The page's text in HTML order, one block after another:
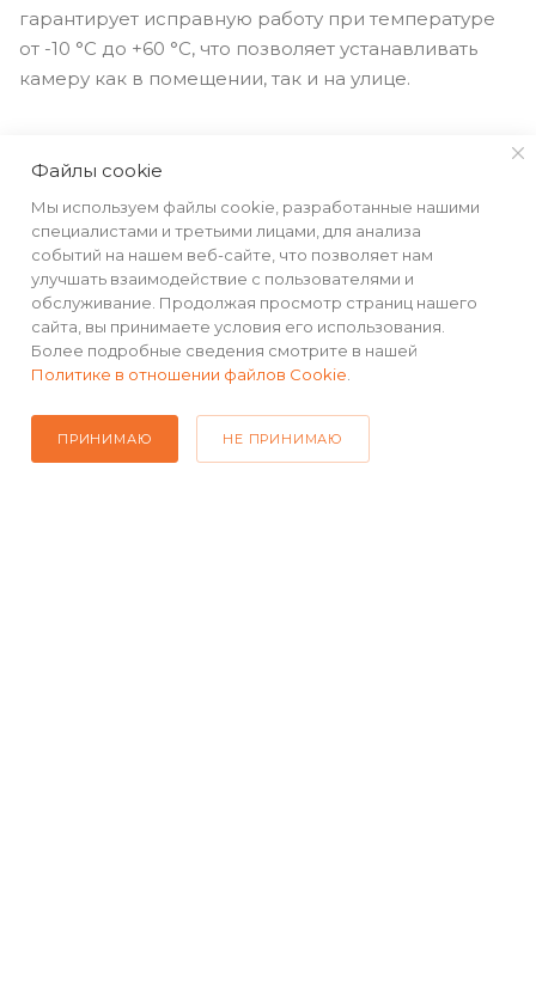
гарантирует исправную работу при температуре
от -10 °С до +60 °С, что позволяет устанавливать
камеру как в помещении, так и на улице.
КАТАЛОГ
РЕКВИЗИТЫ
Файлы cookie
Мы используем файлы cookie, разработанные нашими
специалистами и третьими лицами, для анализа
событий на нашем веб-сайте, что позволяет нам
улучшать взаимодействие с пользователями и
обслуживание. Продолжая просмотр страниц нашего
сайта, вы принимаете условия его использования.
Более подробные сведения смотрите в нашей
Политике в отношении файлов Cookie
ПРИНИМАЮ НЕ ПРИНИМАЮ